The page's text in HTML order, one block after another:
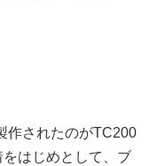
作されたのがTC200
をはじめとして、ブ